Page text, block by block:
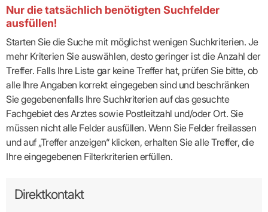
Nur die tatsächlich benötigten Suchfelder
ausfüllen!
Starten Sie die Suche mit möglichst wenigen Suchkriterien. Je
mehr Kriterien Sie auswählen, desto geringer ist die Anzahl der
Treffer. Falls Ihre Liste gar keine Treffer hat, prüfen Sie bitte, ob
alle Ihre Angaben korrekt eingegeben sind und beschränken
Sie gegebenenfalls Ihre Suchkriterien auf das gesuchte
Fachgebiet des Arztes sowie Postleitzahl und/oder Ort. Sie
müssen nicht alle Felder ausfüllen. Wenn Sie Felder freilassen
und auf „Treffer anzeigen“ klicken, erhalten Sie alle Treffer, die
Ihre eingegebenen Filterkriterien erfüllen.
Direktkontakt